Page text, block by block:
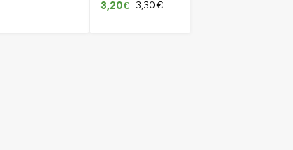
3,30€
3,20€